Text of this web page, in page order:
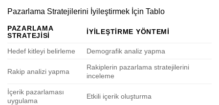
Pazarlama Stratejilerini İyileştirmek İçin Tablo
PAZARLAMA
STRATEJISI
İYILEŞTIRME YÖNTEMI
Hedef kitleyi belirleme Demografik analiz yapma
Rakip analizi yapma
Rakiplerin pazarlama stratejilerini
inceleme
İçerik pazarlaması
uygulama
Etkili içerik oluşturma